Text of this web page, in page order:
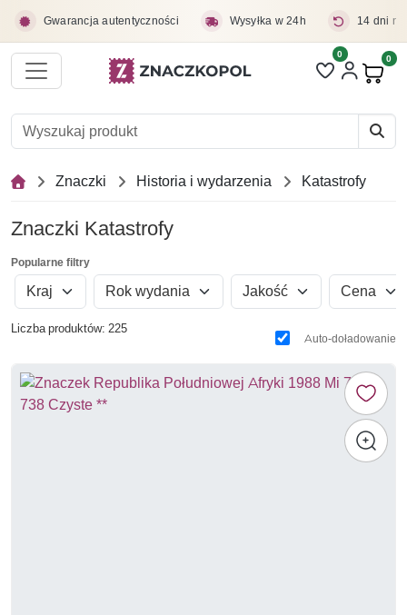
Gwarancja autentyczności Wysyłka w 24h 14 dni
Liczba pozycji
0 0
Znaczki Historia i wydarzenia Katastrofy
Znaczki Katastrofy
Popularne filtry
Kraj Rok wydania Jakość Cena
Liczba produktów: 225
Auto-doładowanie